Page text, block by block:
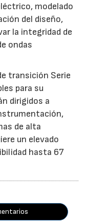
modelado
del diseño,
la integridad de
ondas
transición Serie
para su
dirigidos a
de alta
un elevado
hasta 67